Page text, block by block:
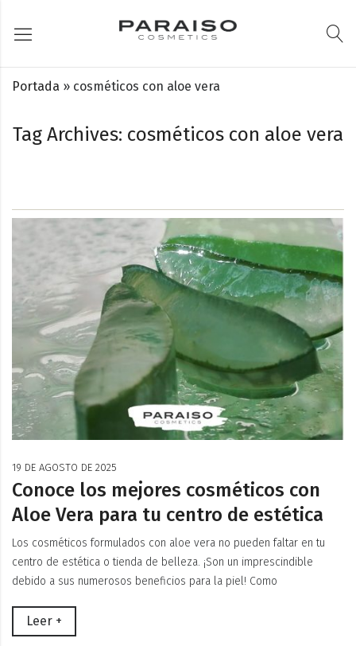
Tag Archives: cosméticos con aloe vera
Portada » cosméticos con aloe vera
19 DE AGOSTO DE 2025
Conoce los mejores cosméticos con
Aloe Vera para tu centro de estética
Los cosméticos formulados con aloe vera no pueden faltar en tu
centro de estética o tienda de belleza. ¡Son un imprescindible
debido a sus numerosos beneficios para la piel! Como
Leer +